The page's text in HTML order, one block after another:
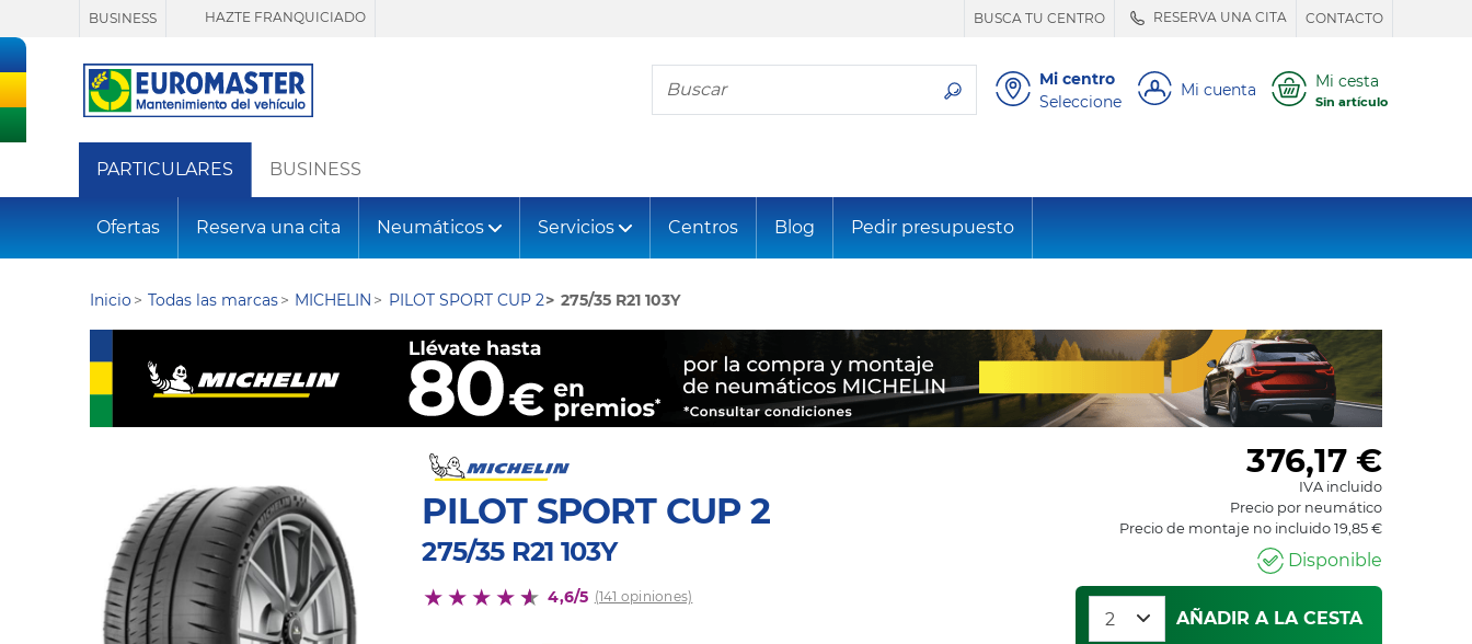
BUSINESS HAZTE FRANQUICIADO BUSCA TU CENTRO RESERVA UNA CITA CONTACTO
Busca tu neumático
Mi centro
Seleccione
Mi cuenta Mi cesta
Sin artículo
PARTICULARES BUSINESS
Ofertas Reserva una cita Neumáticos Servicios Centros Blog Pedir presupuesto
Inicio Todas las marcas MICHELIN PILOT SPORT CUP 2 275/35 R21 103Y
PILOT SPORT CUP 2
275/35 R21 103Y
4,6/5 (141 opiniones)
376,17 €
IVA incluido
Precio por neumático
Precio de montaje no incluido 19,85 €
Disponible
AÑADIR A LA CESTA